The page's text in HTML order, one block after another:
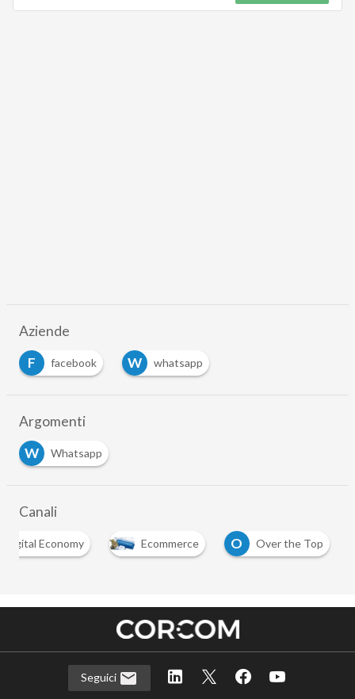
Aziende
F
facebook W whatsapp
Argomenti
W
Whatsapp
Canali
Digital Economy Ecommerce O Over the Top
Seguici